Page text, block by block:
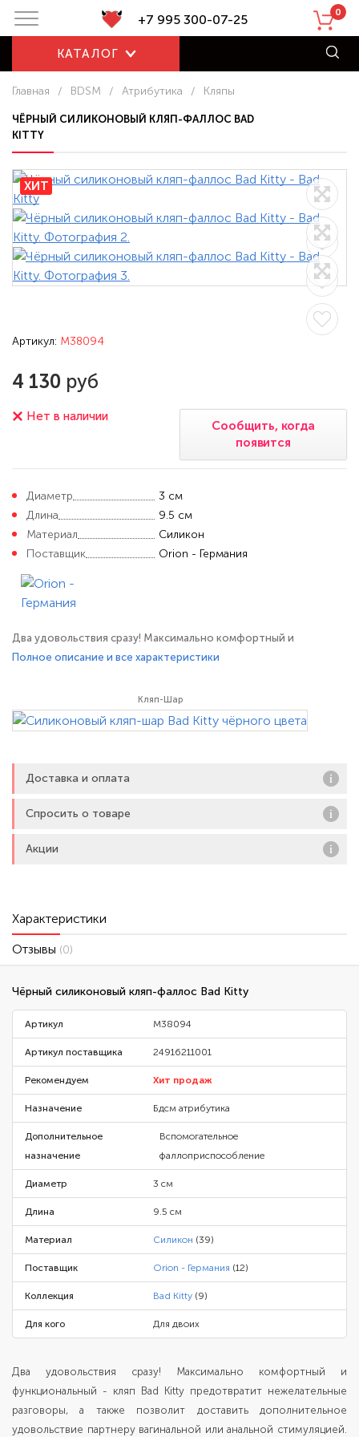
+7 995 300-07-25 0
КАТАЛОГ
Главная / BDSM / Атрибутика / Кляпы
ЧЁРНЫЙ СИЛИКОНОВЫЙ КЛЯП-ФАЛЛОС BAD
KITTY
ХИТ
Артикул: M38094
4 130 руб
Сообщить, когда
появится
Нет в наличии
Диаметр
3 см
Длина
9.5 см
Материал
Силикон
Поставщик
Orion - Германия
Два удовольствия сразу! Максимально комфортный и
функциональный - кляп Bad Kitty предотвратит нежелательные
удовольствие партнеру вагинальной или анальной
стимуляцией. Регулируемый ремешок застегивается на пряжку.
Полное описание и все характеристики
Кляп-Шар
Доставка и оплата
Спросить о товаре
Акции
Характеристики
Отзывы (0)
Чёрный силиконовый кляп-фаллос Bad Kitty
Артикул M38094
Артикул поставщика 24916211001
Рекомендуем Хит продаж
Назначение Бдсм атрибутика
Дополнительное
назначение
Вспомогательное
фаллоприспособление
Диаметр 3 см
Длина 9.5 см
Материал Силикон (39)
Поставщик Orion - Германия (12)
Коллекция Bad Kitty (9)
Для кого Для двоих
Два удовольствия сразу! Максимально комфортный и
функциональный - кляп Bad Kitty предотвратит нежелательные
разговоры, а также позволит доставить дополнительное
удовольствие партнеру вагинальной или анальной стимуляцией.